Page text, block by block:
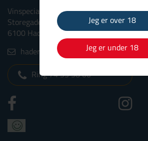
Jeg er over 18
Jeg er under 18
Vinspecialisten Haderslev
Storegade 25
6100 Haderslev
haderslev@vinspecialisten.dk
Ring 74 53 38 00